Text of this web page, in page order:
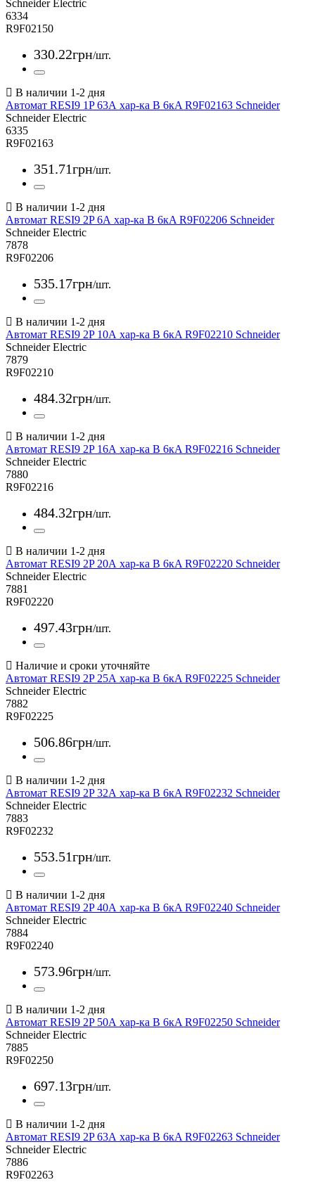
Schneider Electric
6334
R9F02150
330.22грн/шт.
Автомат RESI9 1P 63А хар-ка В 6кA R9F02163 Schneider
Schneider Electric
6335
R9F02163
351.71грн/шт.
Автомат RESI9 2P 6А хар-ка В 6кA R9F02206 Schneider
Schneider Electric
7878
R9F02206
535.17грн/шт.
Автомат RESI9 2P 10А хар-ка В 6кA R9F02210 Schneider
Schneider Electric
7879
R9F02210
484.32грн/шт.
Автомат RESI9 2P 16А хар-ка В 6кA R9F02216 Schneider
Schneider Electric
7880
R9F02216
484.32грн/шт.
Автомат RESI9 2P 20А хар-ка В 6кA R9F02220 Schneider
Schneider Electric
7881
R9F02220
497.43грн/шт.
Автомат RESI9 2P 25А хар-ка В 6кA R9F02225 Schneider
Schneider Electric
7882
R9F02225
506.86грн/шт.
Автомат RESI9 2P 32А хар-ка В 6кA R9F02232 Schneider
Schneider Electric
7883
R9F02232
553.51грн/шт.
Автомат RESI9 2P 40А хар-ка В 6кA R9F02240 Schneider
Schneider Electric
7884
R9F02240
573.96грн/шт.
Автомат RESI9 2P 50А хар-ка В 6кA R9F02250 Schneider
Schneider Electric
7885
R9F02250
697.13грн/шт.
Автомат RESI9 2P 63А хар-ка В 6кA R9F02263 Schneider
Schneider Electric
7886
R9F02263